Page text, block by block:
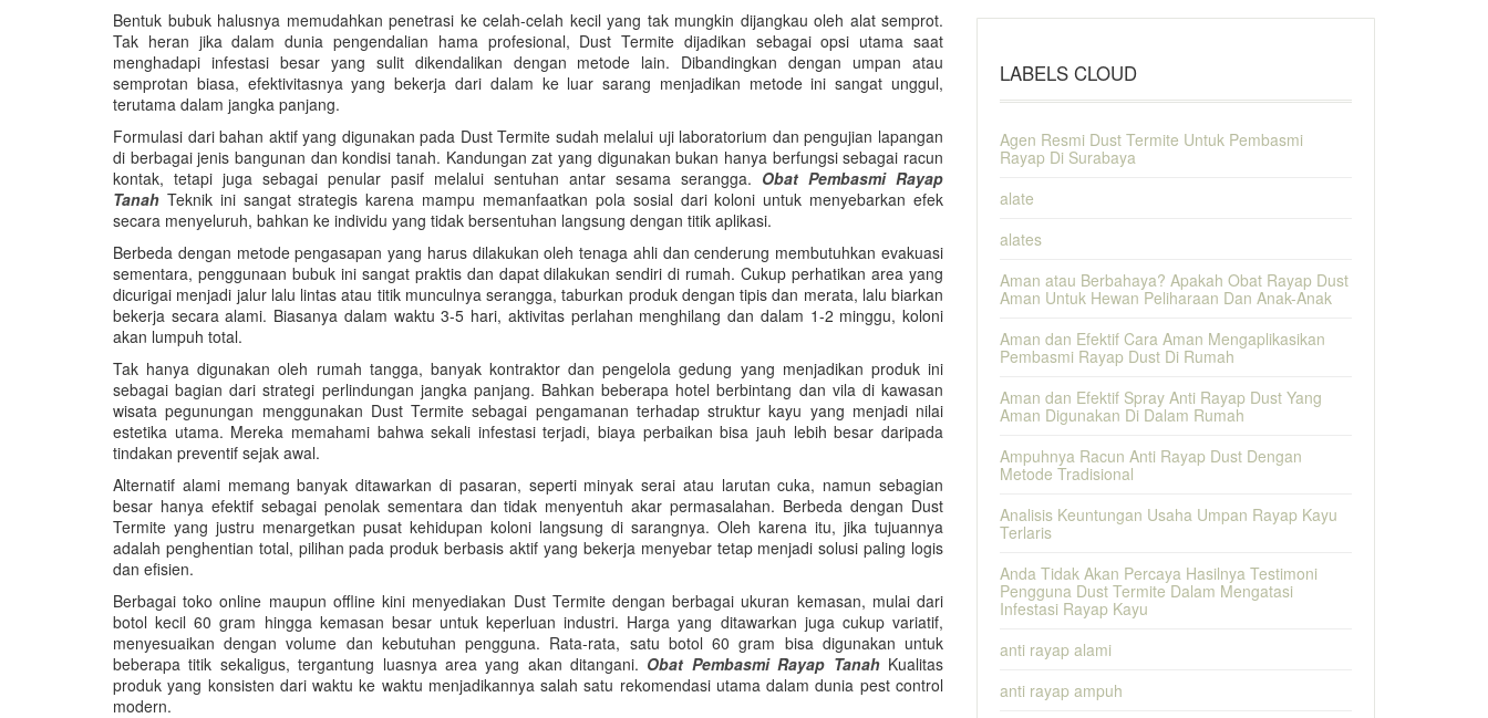
Bentuk bubuk halusnya memudahkan penetrasi ke celah-celah kecil yang tak mungkin dijangkau oleh alat semprot.
Tak heran jika dalam dunia pengendalian hama profesional, Dust Termite dijadikan sebagai opsi utama saat
menghadapi infestasi besar yang sulit dikendalikan dengan metode lain. Dibandingkan dengan umpan atau
semprotan biasa, efektivitasnya yang bekerja dari dalam ke luar sarang menjadikan metode ini sangat unggul,
terutama dalam jangka panjang.
Formulasi dari bahan aktif yang digunakan pada Dust Termite sudah melalui uji laboratorium dan pengujian lapangan
di berbagai jenis bangunan dan kondisi tanah. Kandungan zat yang digunakan bukan hanya berfungsi sebagai racun
kontak, tetapi juga sebagai penular pasif melalui sentuhan antar sesama serangga. Obat Pembasmi Rayap
Tanah Teknik ini sangat strategis karena mampu memanfaatkan pola sosial dari koloni untuk menyebarkan efek
secara menyeluruh, bahkan ke individu yang tidak bersentuhan langsung dengan titik aplikasi.
Berbeda dengan metode pengasapan yang harus dilakukan oleh tenaga ahli dan cenderung membutuhkan evakuasi
sementara, penggunaan bubuk ini sangat praktis dan dapat dilakukan sendiri di rumah. Cukup perhatikan area yang
dicurigai menjadi jalur lalu lintas atau titik munculnya serangga, taburkan produk dengan tipis dan merata, lalu biarkan
bekerja secara alami. Biasanya dalam waktu 3-5 hari, aktivitas perlahan menghilang dan dalam 1-2 minggu, koloni
akan lumpuh total.
Tak hanya digunakan oleh rumah tangga, banyak kontraktor dan pengelola gedung yang menjadikan produk ini
sebagai bagian dari strategi perlindungan jangka panjang. Bahkan beberapa hotel berbintang dan vila di kawasan
wisata pegunungan menggunakan Dust Termite sebagai pengamanan terhadap struktur kayu yang menjadi nilai
estetika utama. Mereka memahami bahwa sekali infestasi terjadi, biaya perbaikan bisa jauh lebih besar daripada
tindakan preventif sejak awal.
Alternatif alami memang banyak ditawarkan di pasaran, seperti minyak serai atau larutan cuka, namun sebagian
besar hanya efektif sebagai penolak sementara dan tidak menyentuh akar permasalahan. Berbeda dengan Dust
Termite yang justru menargetkan pusat kehidupan koloni langsung di sarangnya. Oleh karena itu, jika tujuannya
adalah penghentian total, pilihan pada produk berbasis aktif yang bekerja menyebar tetap menjadi solusi paling logis
dan efisien.
Berbagai toko online maupun offline kini menyediakan Dust Termite dengan berbagai ukuran kemasan, mulai dari
botol kecil 60 gram hingga kemasan besar untuk keperluan industri. Harga yang ditawarkan juga cukup variatif,
menyesuaikan dengan volume dan kebutuhan pengguna. Rata-rata, satu botol 60 gram bisa digunakan untuk
beberapa titik sekaligus, tergantung luasnya area yang akan ditangani. Obat Pembasmi Rayap Tanah Kualitas
produk yang konsisten dari waktu ke waktu menjadikannya salah satu rekomendasi utama dalam dunia pest control
modern.
LABELS CLOUD
Agen Resmi Dust Termite Untuk Pembasmi
Rayap Di Surabaya
alate
alates
Aman atau Berbahaya? Apakah Obat Rayap Dust
Aman Untuk Hewan Peliharaan Dan Anak-Anak
Aman dan Efektif Cara Aman Mengaplikasikan
Pembasmi Rayap Dust Di Rumah
Aman dan Efektif Spray Anti Rayap Dust Yang
Aman Digunakan Di Dalam Rumah
Ampuhnya Racun Anti Rayap Dust Dengan
Metode Tradisional
Analisis Keuntungan Usaha Umpan Rayap Kayu
Terlaris
Anda Tidak Akan Percaya Hasilnya Testimoni
Pengguna Dust Termite Dalam Mengatasi
Infestasi Rayap Kayu
anti rayap alami
anti rayap ampuh